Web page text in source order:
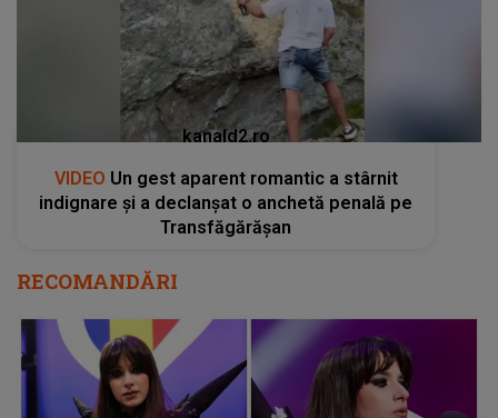
kanald2.ro
VIDEO Un gest aparent romantic a stârnit
indignare și a declanșat o anchetă penală pe
Transfăgărășan
RECOMANDĂRI